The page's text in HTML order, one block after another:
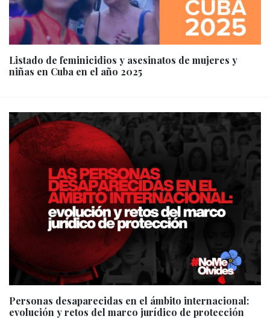
Listado de feminicidios y asesinatos de mujeres y
niñas en Cuba en el año 2025
Personas desaparecidas en el ámbito internacional:
evolución y retos del marco jurídico de protección